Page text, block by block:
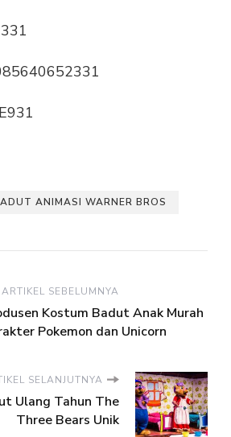
ANIMASI WARNER BROS
ARTIKEL SEBELUMNYA
Kostum Badut Anak Murah
Pokemon dan Unicorn
SELANJUTNYA
Ulang Tahun The
Three Bears Unik